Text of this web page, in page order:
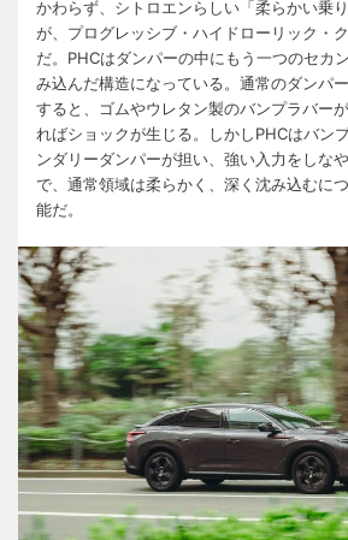
かわらず、シトロエンらしい「柔らかい乗
が、プログレッシブ・ハイドローリック・
だ。 PHCはダンパーの中にもう一つのセカ
み込んだ構造になっている。通常のダンパ
すると、ゴムやウレタン製のバンプラバー
ればショックが生じる。しかしPHCはバン
ンダリーダンパーが担い、強い入力をしな
で、通常領域は柔らかく、深く沈み込むに
能だ。